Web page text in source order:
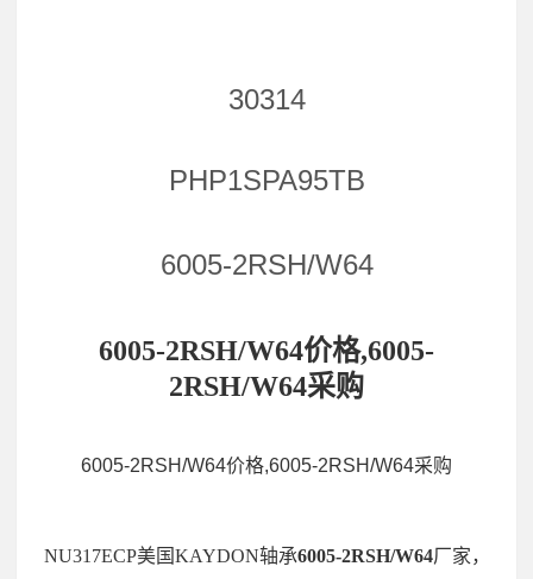
30314
PHP1SPA95TB
6005-2RSH/W64
6005-2RSH/W64价格,6005-
2RSH/W64采购
6005-2RSH/W64价格,6005-2RSH/W64采购
NU317ECP美国KAYDON轴承6005-2RSH/W64厂家，